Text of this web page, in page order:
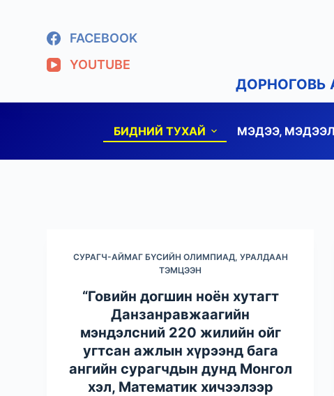
o
n
FACEBOOK
YOUTUBE
ДОРНОГОВЬ
БИДНИЙ ТУХАЙ МЭДЭЭ,
СУРАГЧ-АЙМАГ БҮСИЙН ОЛИМПИАД, УРАЛДААН
ТЭМЦЭЭН
“Говийн догшин ноён хутагт
Данзанравжаагийн
мэндэлсний 220 жилийн ойг
угтсан ажлын хүрээнд бага
ангийн сурагчдын дунд Монгол
хэл, Математик хичээлээр